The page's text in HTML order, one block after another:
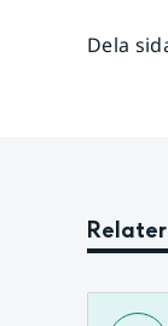
Dela